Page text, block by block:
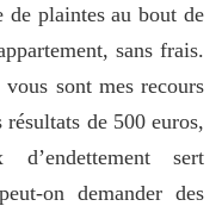
de plaintes au bout de
sans frais.
sont mes recours
de 500 euros,
sert
on demander des